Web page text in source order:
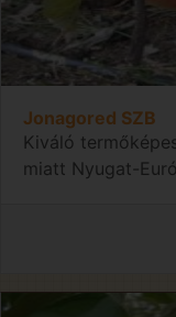
Jonagored SZB
Kiváló
miatt Nyugat-